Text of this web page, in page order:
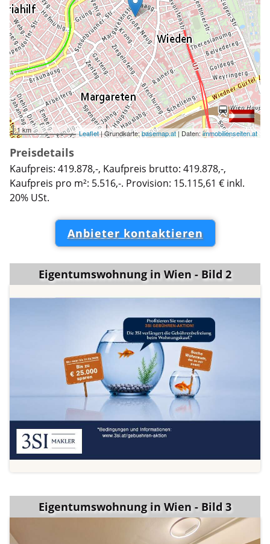
1 km Leaflet| Grundkarte:basemap.at| Daten:immobilienseiten.at
Preisdetails
Kaufpreis: 419.878,-, Kaufpreis brutto: 419.878,-,
Kaufpreis pro m²: 5.516,-. Provision: 15.115,61 € inkl.
20% USt.
Anbieter kontaktieren
Eigentumswohnung in Wien - Bild 2
Eigentumswohnung in Wien - Bild 3